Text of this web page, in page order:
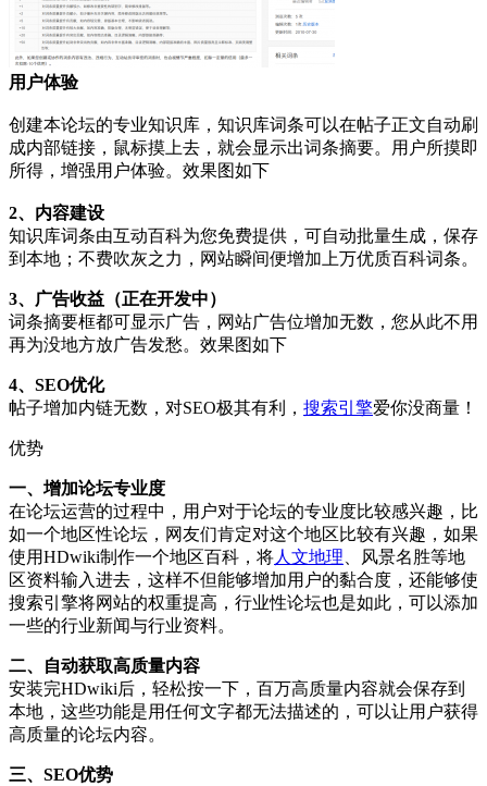
用户体验
创建本论坛的专业知识库，知识库词条可以在帖子正文自动刷
成内部链接，鼠标摸上去，就会显示出词条摘要。用户所摸即
所得，增强用户体验。效果图如下
2、内容建设
知识库词条由互动百科为您免费提供，可自动批量生成，保存
到本地；不费吹灰之力，网站瞬间便增加上万优质百科词条。
3、广告收益（正在开发中）
词条摘要框都可显示广告，网站广告位增加无数，您从此不用
再为没地方放广告发愁。效果图如下
4、SEO优化
帖子增加内链无数，对SEO极其有利， 搜索引擎爱你没商量！
优势
一、增加论坛专业度
在论坛运营的过程中，用户对于论坛的专业度比较感兴趣，比
如一个地区性论坛，网友们肯定对这个地区比较有兴趣，如果
使用HDwiki制作一个地区百科，将人文地理 、风景名胜等地
区资料输入进去，这样不但能够增加用户的黏合度，还能够使
搜索引擎将网站的权重提高，行业性论坛也是如此，可以添加
一些的行业新闻与行业资料。
二、自动获取高质量内容
安装完HDwiki后，轻松按一下，百万高质量内容就会保存到
本地，这些功能是用任何文字都无法描述的，可以让用户获得
高质量的论坛内容。
三、SEO优势